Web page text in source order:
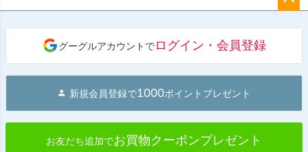
へ
グーグルアカウントでログイン・会員登録
新規会員登録で1000ポイントプレゼント
お友だち追加でお買物クーポンプレゼント